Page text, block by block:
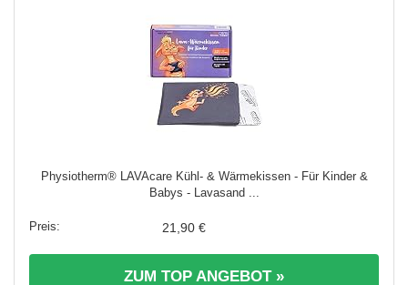
Physiotherm® LAVAcare Kühl- & Wärmekissen - Für Kinder &
Babys - Lavasand ...
21,90 €
ZUM TOP ANGEBOT »